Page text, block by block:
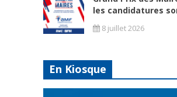
les candidatures
8 juillet 2026
En Kiosque